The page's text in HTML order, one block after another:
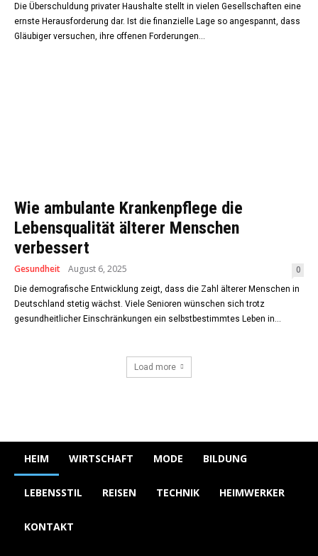
Die Überschuldung privater Haushalte stellt in vielen Gesellschaften eine
ernste Herausforderung dar. Ist die finanzielle Lage so angespannt, dass
Gläubiger versuchen, ihre offenen Forderungen...
Wie ambulante Krankenpflege die
Lebensqualität älterer Menschen
verbessert
Gesundheit August 6, 2025 0
Die demografische Entwicklung zeigt, dass die Zahl älterer Menschen in
Deutschland stetig wächst. Viele Senioren wünschen sich trotz
gesundheitlicher Einschränkungen ein selbstbestimmtes Leben in...
Load more
HEIM WIRTSCHAFT MODE BILDUNG
LEBENSSTIL REISEN TECHNIK HEIMWERKER
KONTAKT